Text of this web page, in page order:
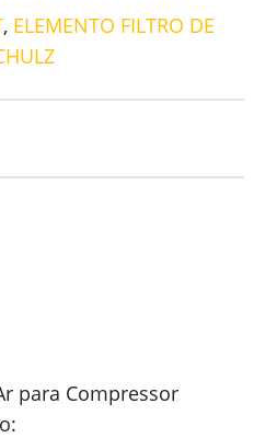
, ELEMENTO FILTRO DE
para Compressor